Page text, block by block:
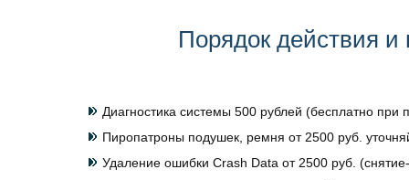
Порядок действия и
Диагностика системы 500 рублей (бесплатно при
Пиропатроны подушек, ремня от 2500 руб.
Удаление ошибки Crash Data от 2500 руб. (снятие-